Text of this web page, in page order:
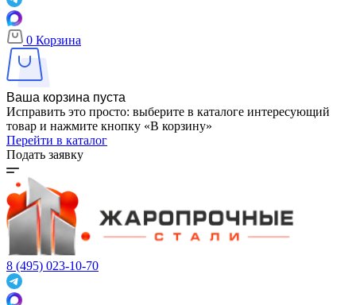
0 Корзина
Ваша корзина пуста
Исправить это просто: выберите в каталоге интересующий
товар и нажмите кнопку «В корзину»
Перейти в каталог
Подать заявку
8 (495) 023-10-70